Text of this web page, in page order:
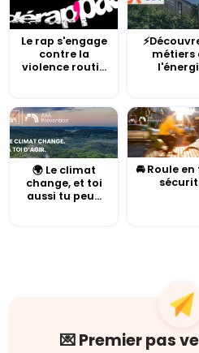
Le rap s'engage
contre la
violence routi...
métiers
🌍 Le climat
change, et toi
aussi tu peu...
🚘 Roule
💌 Premier pas